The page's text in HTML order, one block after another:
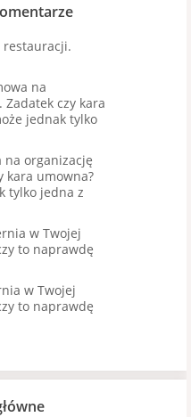
restauracji.
na
czy kara
jednak tylko
na organizację
kara umowna?
tylko jedna z
w Twojej
to naprawdę
w Twojej
to naprawdę